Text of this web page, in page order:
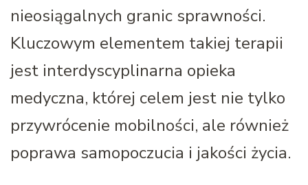
nieosiągalnych granic sprawności.
Kluczowym elementem takiej terapii
jest interdyscyplinarna opieka
medyczna, której celem jest nie tylko
przywrócenie mobilności, ale również
poprawa samopoczucia i jakości życia.